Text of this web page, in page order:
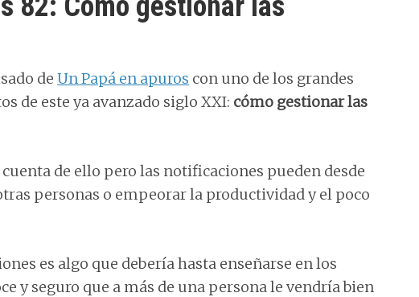
de Un Papá en apuros con uno de los grandes
de este ya avanzado siglo XXI: cómo gestionar las
de ello pero las notificaciones pueden desde
personas o empeorar la productividad y el poco
es algo que debería hasta enseñarse en los
y seguro que a más de una persona le vendría bien